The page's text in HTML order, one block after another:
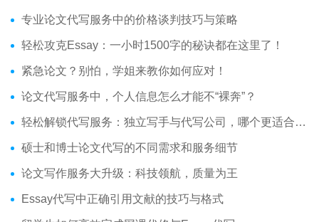
专业论文代写服务中的价格谈判技巧与策略
轻松攻克Essay：一小时1500字的秘诀都在这里了！
紧急论文？别怕，学姐来教你如何应对！
论文代写服务中，个人信息怎么才能不“裸奔”？
轻松解锁代写服务：独立写手与代写公司，哪个更适合你？
硕士和博士论文代写的不同需求和服务细节
论文写作服务大升级：科技领航，质量为王
Essay代写中正确引用文献的技巧与格式